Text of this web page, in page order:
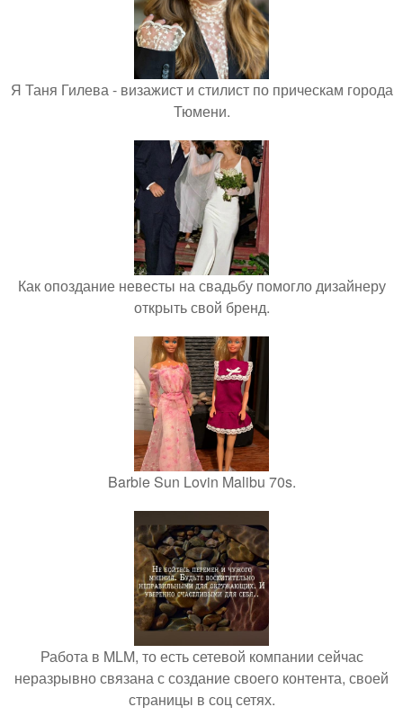
Я Таня Гилева - визажист и стилист по прическам города
Тюмени.
Как опоздание невесты на свадьбу помогло дизайнеру
открыть свой бренд.
Barbie Sun Lovin Malibu 70s.
Работа в MLM, то есть сетевой компании сейчас
неразрывно связана с создание своего контента, своей
страницы в соц сетях.